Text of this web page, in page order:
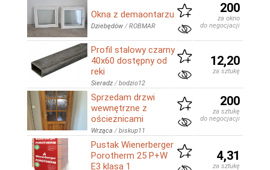
Okna z demaontarzu
Dziebędów /ROBMAR
200
za okno
do negocjacji
Profil stalowy czarny
40x60 dostępny od
reki
Sieradz /bodzio12
12,20
za sztukę
Sprzedam drzwi
wewnętrzne z
ościeżnicami
Wrząca /biskup11
200
za sztukę
do negocjacji
Pustak Wienerberger
Porotherm 25 P+W
E3 klasa 1
4,31
za sztukę